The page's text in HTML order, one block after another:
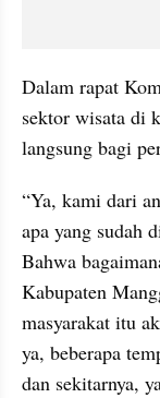
Dalam rapat
sektor wisata di
langsung bagi
“Ya, kami dari
apa yang sudah
Bahwa
Kabupaten
masyarakat itu
ya, beberapa
dan sekitarnya,